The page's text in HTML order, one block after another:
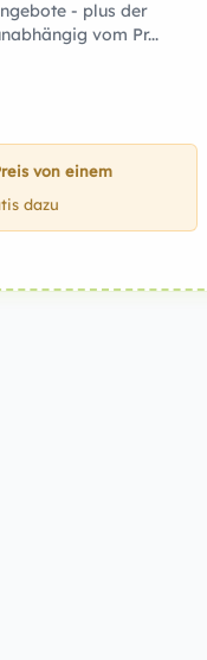
- plus der
vom Pr...
von einem
dazu